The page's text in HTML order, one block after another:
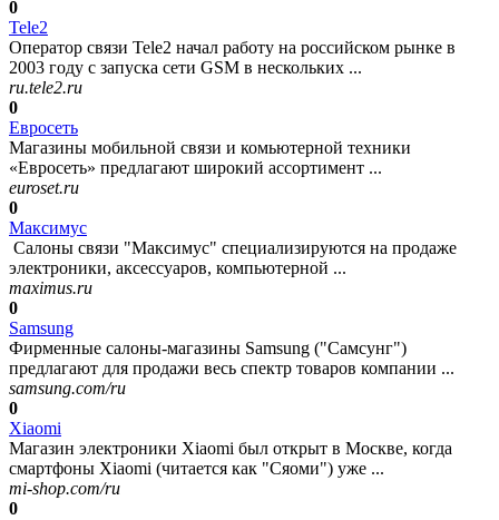
0
Tele2
Оператор связи Tele2 начал работу на российском рынке в
2003 году с запуска сети GSM в нескольких ...
ru.tele2.ru
0
Евросеть
Магазины мобильной связи и комьютерной техники
«Евросеть» предлагают широкий ассортимент ...
euroset.ru
0
Максимус
Салоны связи "Максимус" специализируются на продаже
электроники, аксессуаров, компьютерной ...
maximus.ru
0
Samsung
Фирменные салоны-магазины Samsung ("Самсунг")
предлагают для продажи весь спектр товаров компании ...
samsung.com/ru
0
Xiaomi
Магазин электроники Xiaomi был открыт в Москве, когда
смартфоны Xiaomi (читается как "Сяоми") уже ...
mi-shop.com/ru
0